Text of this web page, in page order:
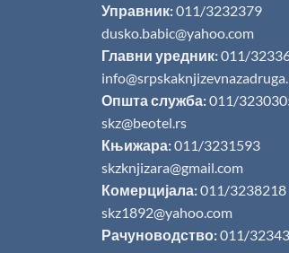
Управник:011/3232379
dusko.babic@yahoo.com
Главни уредник:011/
Општа служба:011/
skz@beotel.rs
Књижара:011/3231593
skzknjizara@gmail.com
Комерцијала:011/3238218
skz1892@yahoo.com
Рачуноводство:011/